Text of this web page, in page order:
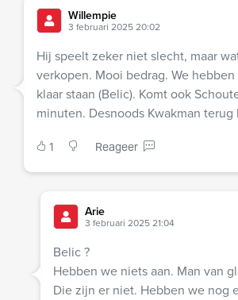
Willempie
3 februari 2025 20:02
Hij speelt zeker niet slecht, maar
verkopen. Mooi bedrag. We
klaar staan (Belic). Komt ook
minuten. Desnoods Kwakman terug
1 Reageer
Arie
3 februari 2025 21:04
Belic ?
Hebben we niets aan. Man van
Die zijn er niet. Hebben we nog